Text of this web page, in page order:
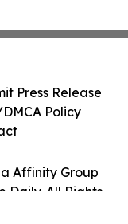
Affinity Group
Daily. All Rights
Press Release
Policy